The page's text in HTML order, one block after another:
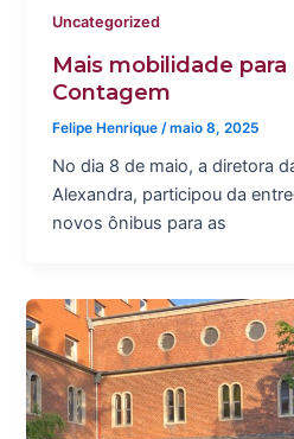
Uncategorized
Mais mobilidade
Contagem
Felipe Henrique /maio 8, 2025
No dia 8 de maio, a diretora
Alexandra, participou da
novos ônibus para as